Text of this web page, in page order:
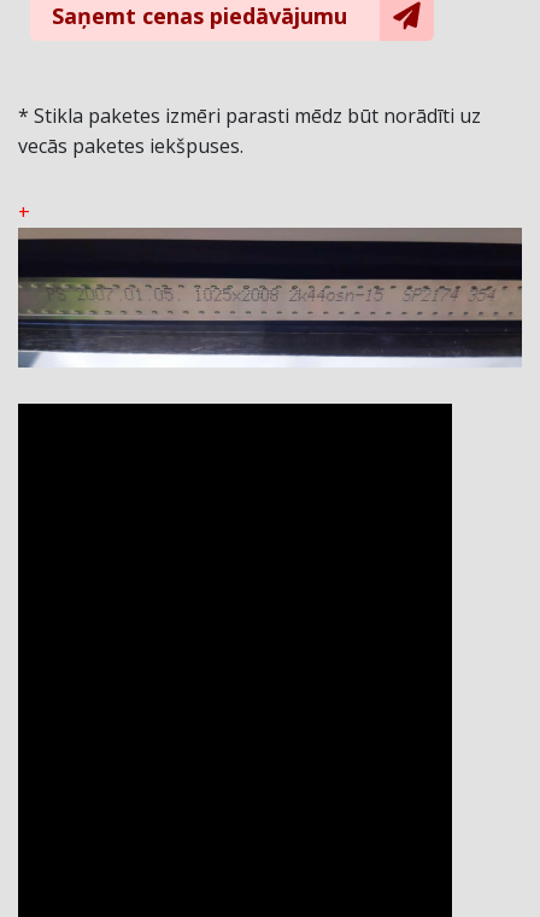
Saņemt cenas piedāvājumu
* Stikla paketes izmēri parasti mēdz būt norādīti uz
vecās paketes iekšpuses.
+